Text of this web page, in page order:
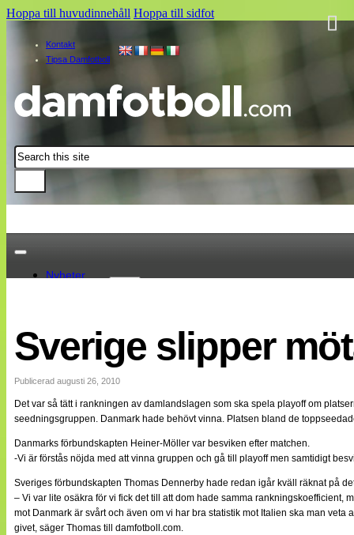
Hoppa till huvudinnehåll Hoppa till sidfot
Kontakt
Tipsa Damfotboll
Sök
Nyheter
Landslaget
EM 2013
Internationellt
Bildreportage
Bloggar
Lagen
Webb-TV
Cuper
Medlemsbilder
Till klubbkassan
NÄTverket
Split vision
Om oss
Sverige slipper
Publicerad augusti 26, 2010
Det var så tätt i rankningen av damlandslagen som ska spela playoff om
seedningsgruppen. Danmark hade behövt vinna. Platsen bland de
Danmarks förbundskapten Heiner-Möller var besviken efter matchen.
-Vi är förstås nöjda med att vinna gruppen och gå till playoff men samtidigt
Sveriges förbundskapten Thomas Dennerby hade redan igår kväll räknat på
– Vi var lite osäkra för vi fick det till att dom hade samma rankningskoefficient,
mot Danmark är svårt och även om vi har bra statistik mot Italien ska man
givet, säger Thomas till damfotboll.com.